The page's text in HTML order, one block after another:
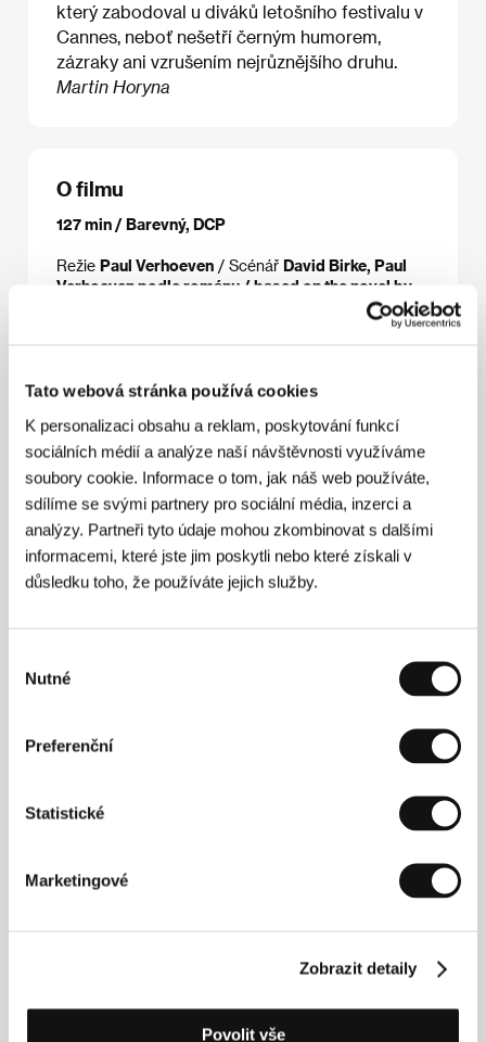
Tato webová stránka používá cookies
K personalizaci obsahu a reklam, poskytování funkcí
sociálních médií a analýze naší návštěvnosti využíváme
soubory cookie. Informace o tom, jak náš web používáte,
sdílíme se svými partnery pro sociální média, inzerci a
analýzy. Partneři tyto údaje mohou zkombinovat s dalšími
informacemi, které jste jim poskytli nebo které získali v
důsledku toho, že používáte jejich služby.
souhlasu
Nutné
Preferenční
Statistické
Marketingové
Zobrazit detaily
Povolit vše
který zabodoval u diváků letošního festivalu v
Cannes, neboť nešetří černým humorem,
zázraky ani vzrušením nejrůznějšího druhu.
Martin Horyna
O filmu
127 min / Barevný, DCP
Režie Paul Verhoeven / Scénář David Birke, Paul
Verhoeven podle románu / based on the novel by
/ Hudba
Eric
KoprodukcePathé, Belga Productions
Lambert Wilson, Olivier Rabourdin/ SalesPathé
International FR/ DistributorAerofilms
Režie
(1938, Amsterodam). Vybraná
(1983),Maso a krev(1985),RoboCop(1987),Total
Základní instinkt(1992),